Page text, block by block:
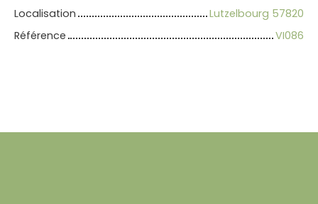
Localisation
Lutzelbourg 57820
Référence
VI086